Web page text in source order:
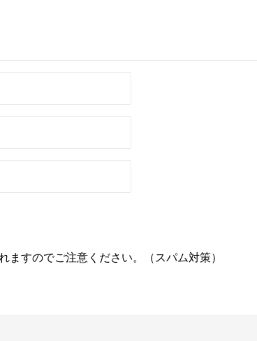
ますのでご注意ください。（スパム対策）